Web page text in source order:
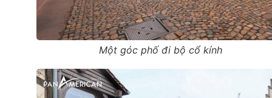
Một góc phố đi bộ cổ kính